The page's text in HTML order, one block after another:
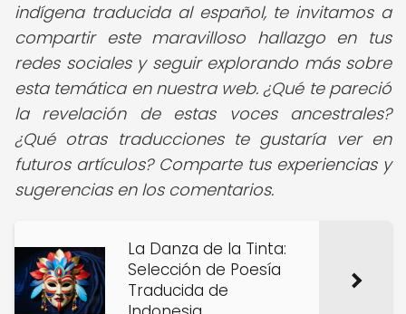
indígena traducida al español, te invitamos a
compartir este maravilloso hallazgo en tus
redes sociales y seguir explorando más sobre
esta temática en nuestra web. ¿Qué te pareció
la revelación de estas voces ancestrales?
¿Qué otras traducciones te gustaría ver en
futuros artículos? Comparte tus experiencias y
sugerencias en los comentarios.
La Danza de la Tinta:
Selección de Poesía
Traducida de